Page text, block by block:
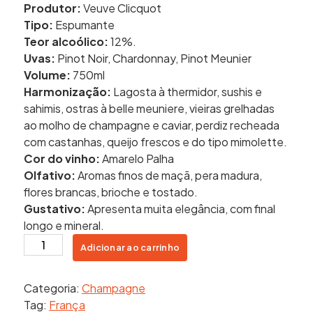
Produtor:Veuve Clicquot
Tipo: Espumante
Teor alcoólico:12%.
Uvas: Pinot Noir, Chardonnay, Pinot Meunier
Volume: 750ml
Harmonização: Lagosta à thermidor, sushis e
sahimis, ostras à belle meuniere, vieiras grelhadas
ao molho de champagne e caviar, perdiz recheada
com castanhas, queijo frescos e do tipo mimolette.
Cor do vinho:Amarelo Palha
Olfativo:Aromas finos de maçã, pera madura,
flores brancas, brioche e tostado.
Gustativo:Apresenta muita elegância, com final
longo e mineral.
Champanhe
Veuve
Brut
750Ml
Adicionar ao carrinho
Categoria: Champagne
Tag: França